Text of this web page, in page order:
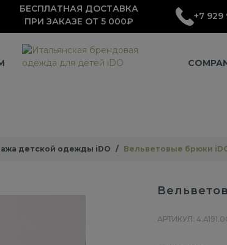
БЕСПЛАТНАЯ ДОСТАВКА
ПРИ ЗАКАЗЕ ОТ 5 000₽
+7 929
детской одежды iDO Вельветовые брюки
АРТИКУЛ: